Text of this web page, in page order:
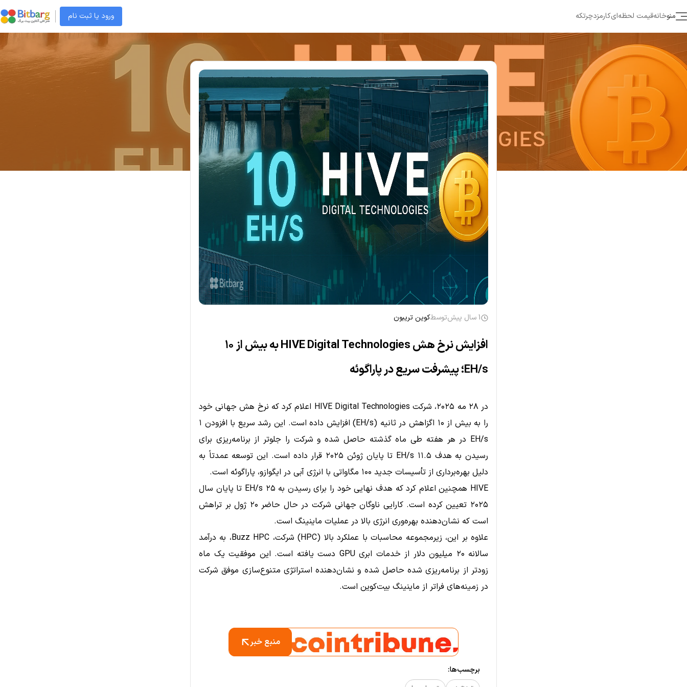
ورود یا ثبت نام چرتکهکارمزدقیمت لحظه‌ایخانهمنو
1 سال پیش توسطکوین تریبون
افزایش نرخ هش HIVE Digital Technologies به بیش از ۱۰
EH/s؛ پیشرفت سریع در پاراگوئه
در ۲۸ مه ۲۰۲۵، شرکت HIVE Digital Technologies اعلام کرد که نرخ هش جهانی خود
را به بیش از ۱۰ اگزاهش در ثانیه (EH/s) افزایش داده است.
این رشد سریع با افزودن ۱
EH/s در هر هفته طی ماه گذشته حاصل شده و شرکت را جلوتر از برنامه‌ریزی برای
رسیدن به هدف ۱۱.۵ EH/s تا پایان ژوئن ۲۰۲۵ قرار داده است.
این توسعه عمدتاً به
دلیل بهره‌برداری از تأسیسات جدید ۱۰۰ مگاواتی با انرژی آبی در ایگوازو، پاراگوئه است.
HIVE همچنین اعلام کرد که هدف نهایی خود را برای رسیدن به ۲۵ EH/s تا پایان سال
۲۰۲۵ تعیین کرده است.
کارایی ناوگان جهانی شرکت در حال حاضر ۲۰ ژول بر تراهش
است که نشان‌دهنده بهره‌وری انرژی بالا در عملیات ماینینگ است.
علاوه بر این، زیرمجموعه محاسبات با عملکرد بالا (HPC) شرکت، Buzz HPC، به درآمد
سالانه ۲۰ میلیون دلار از خدمات ابری GPU دست یافته است.
این موفقیت یک ماه
زودتر از برنامه‌ریزی شده حاصل شده و نشان‌دهنده استراتژی متنوع‌سازی موفق شرکت
در زمینه‌های فراتر از ماینینگ بیت‌کوین است.
منبع خبر
برچسب‌ها: